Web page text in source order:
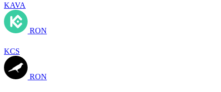
KAVA
RON
KCS
RON